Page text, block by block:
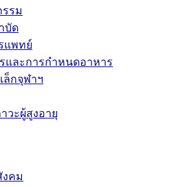
รม
บัด
แพทย์
และการกำหนดอาหาร
ล็กจุฬาฯ
วะผู้สูงอายุ
คม